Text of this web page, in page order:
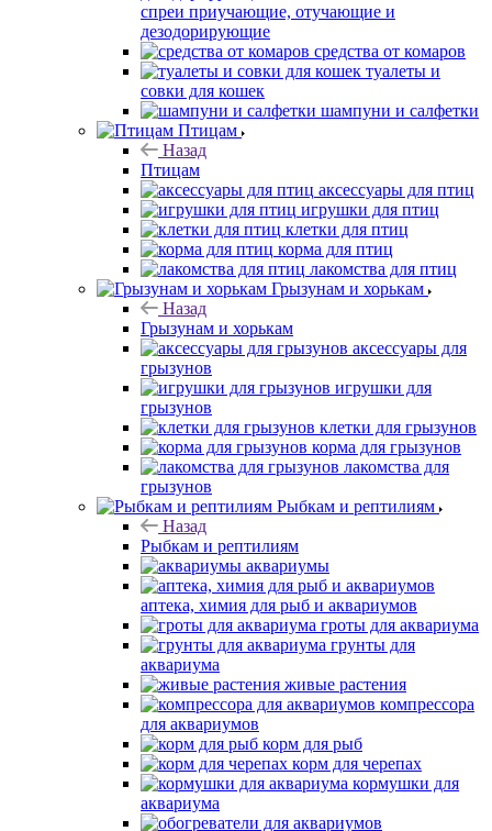
спреи приучающие, отучающие и
дезодорирующие
средства от комаров
туалеты и
совки для кошек
шампуни и салфетки
Птицам
Назад
Птицам
аксессуары для птиц
игрушки для птиц
клетки для птиц
корма для птиц
лакомства для птиц
Грызунам и хорькам
Назад
Грызунам и хорькам
аксессуары для
грызунов
игрушки для
грызунов
клетки для грызунов
корма для грызунов
лакомства для
грызунов
Рыбкам и рептилиям
Назад
Рыбкам и рептилиям
аквариумы
аптека, химия для рыб и аквариумов
гроты для аквариума
грунты для
аквариума
живые растения
компрессора
для аквариумов
корм для рыб
корм для черепах
кормушки для
аквариума